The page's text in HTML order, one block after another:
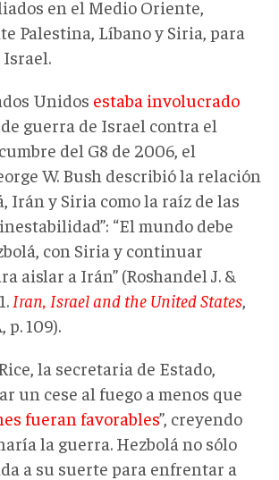
en el Medio Oriente,
Palestina, Líbano y Siria, para
Unidos estaba involucrado
guerra de Israel contra el
del G8 de 2006, el
W. Bush describió la relación
Irán y Siria como la raíz de las
“El mundo debe
con Siria y continuar
aislar a Irán” (Roshandel J. &
Iran, Israel and the United States
p. 109).
la secretaria de Estado,
un cese al fuego a menos que
fueran favorables”, creyendo
la guerra. Hezbolá no sólo
a su suerte para enfrentar a